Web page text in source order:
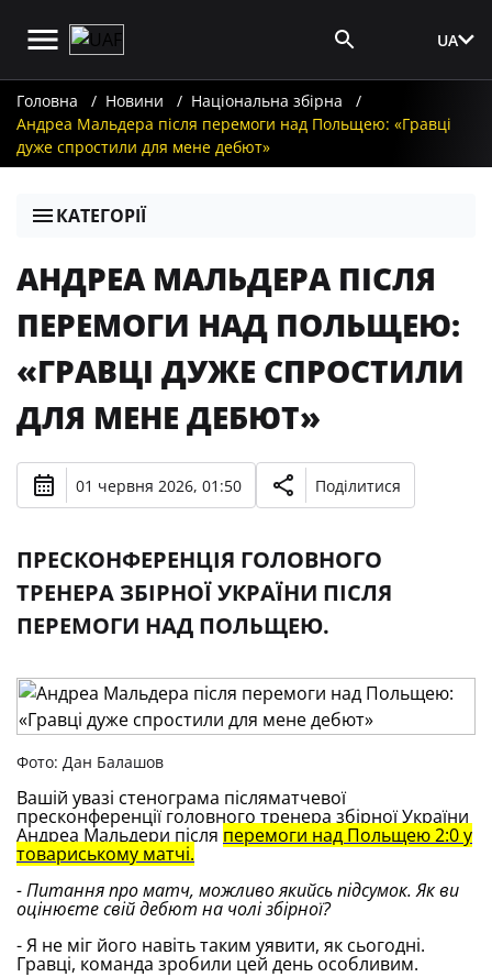
UA
Головна Новини
Національна збірна
Андреа Мальдера після перемоги над Польщею: «Гравці
дуже спростили для мене дебют»
КАТЕГОРІЇ
АНДРЕА МАЛЬДЕРА ПІСЛЯ
ПЕРЕМОГИ НАД ПОЛЬЩЕЮ:
«ГРАВЦІ ДУЖЕ СПРОСТИЛИ
ДЛЯ МЕНЕ ДЕБЮТ»
01 червня 2026, 01:50 Поділитися
ПРЕСКОНФЕРЕНЦІЯ ГОЛОВНОГО
ТРЕНЕРА ЗБІРНОЇ УКРАЇНИ ПІСЛЯ
ПЕРЕМОГИ НАД ПОЛЬЩЕЮ.
Фото: Дан Балашов
Вашій увазі стенограма післяматчевої
пресконференції головного тренера збірної України
Андреа Мальдери після перемоги над Польщею 2:0 у
товариському матчі.
- Питання про матч, можливо якийсь підсумок. Як ви
оцінюєте свій дебют на чолі збірної?
- Я не міг його навіть таким уявити, як сьогодні.
Гравці, команда зробили цей день особливим.